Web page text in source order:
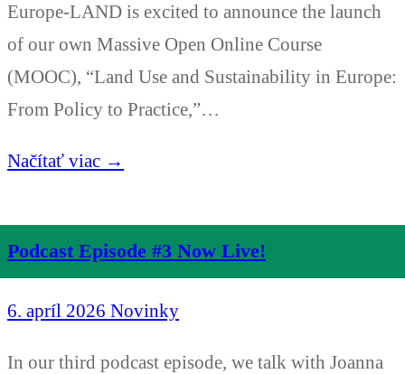
Europe-LAND is excited to announce the launch
of our own Massive Open Online Course
(MOOC), “Land Use and Sustainability in Europe:
From Policy to Practice,”…
Načítať viac →
Podcast Episode #3 Now Live!
6. apríl 2026 Novinky
In our third podcast episode, we talk with Joanna